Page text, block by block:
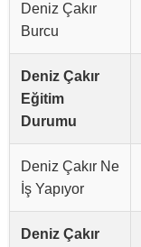
Deniz Çakır
Burcu
Deniz Çakır
Eğitim
Durumu
Deniz Çakır Ne
İş Yapıyor
Deniz Çakır